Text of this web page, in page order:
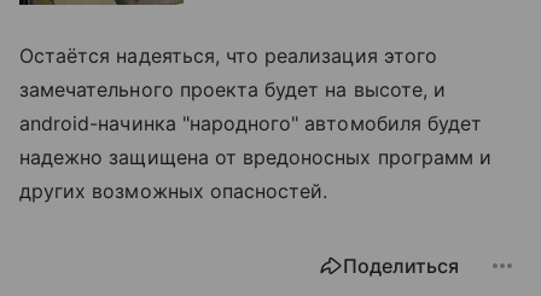
Остаётся надеяться, что реализация этого
замечательного проекта будет на высоте, и
android-начинка "народного" автомобиля будет
надежно защищена от вредоносных программ и
других возможных опасностей.
Поделиться